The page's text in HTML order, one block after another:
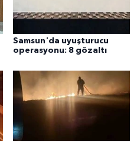
Samsun'da uyuşturucu
operasyonu: 8 gözaltı